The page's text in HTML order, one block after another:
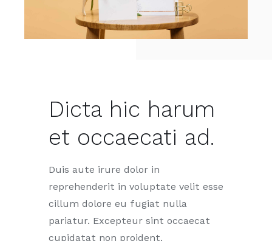
Dicta hic harum
et occaecati ad.
Duis aute irure dolor in
reprehenderit in voluptate velit esse
cillum dolore eu fugiat nulla
pariatur. Excepteur sint occaecat
cupidatat non proident.